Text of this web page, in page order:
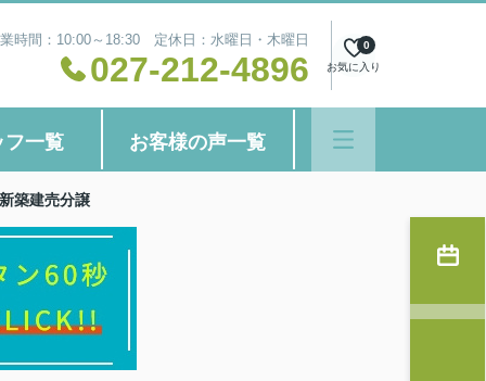
時間：10:00～18:30 定休日：水曜日・木曜日
027-212-4896 お気に入り
0
フ一覧 お客様の声一覧
築建売分譲